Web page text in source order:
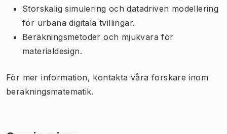
Storskalig simulering och datadriven modellering
för urbana digitala tvillingar.
Beräkningsmetoder och mjukvara för
materialdesign.
För mer information, kontakta våra forskare inom
beräkningsmatematik.